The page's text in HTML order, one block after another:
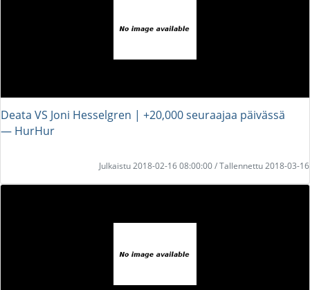
Deata VS Joni Hesselgren | +20,000 seuraajaa päivässä
― HurHur
Julkaistu 2018-02-16 08:00:00 / Tallennettu 2018-03-16